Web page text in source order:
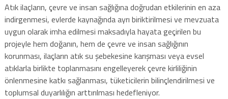
Atık ilaçların, çevre ve insan sağlığına doğrudan etkilerinin en aza
indirgenmesi, evlerde kaynağında ayrı biriktirilmesi ve mevzuata
uygun olarak imha edilmesi maksadıyla hayata geçirilen bu
projeyle hem doğanın, hem de çevre ve insan sağlığının
korunması, ilaçların atık su şebekesine karışması veya evsel
atıklarla birlikte toplanmasını engelleyerek çevre kirliliğinin
önlenmesine katkı sağlanması, tüketicilerin bilinçlendirilmesi ve
toplumsal duyarlılığın arttırılması hedefleniyor.